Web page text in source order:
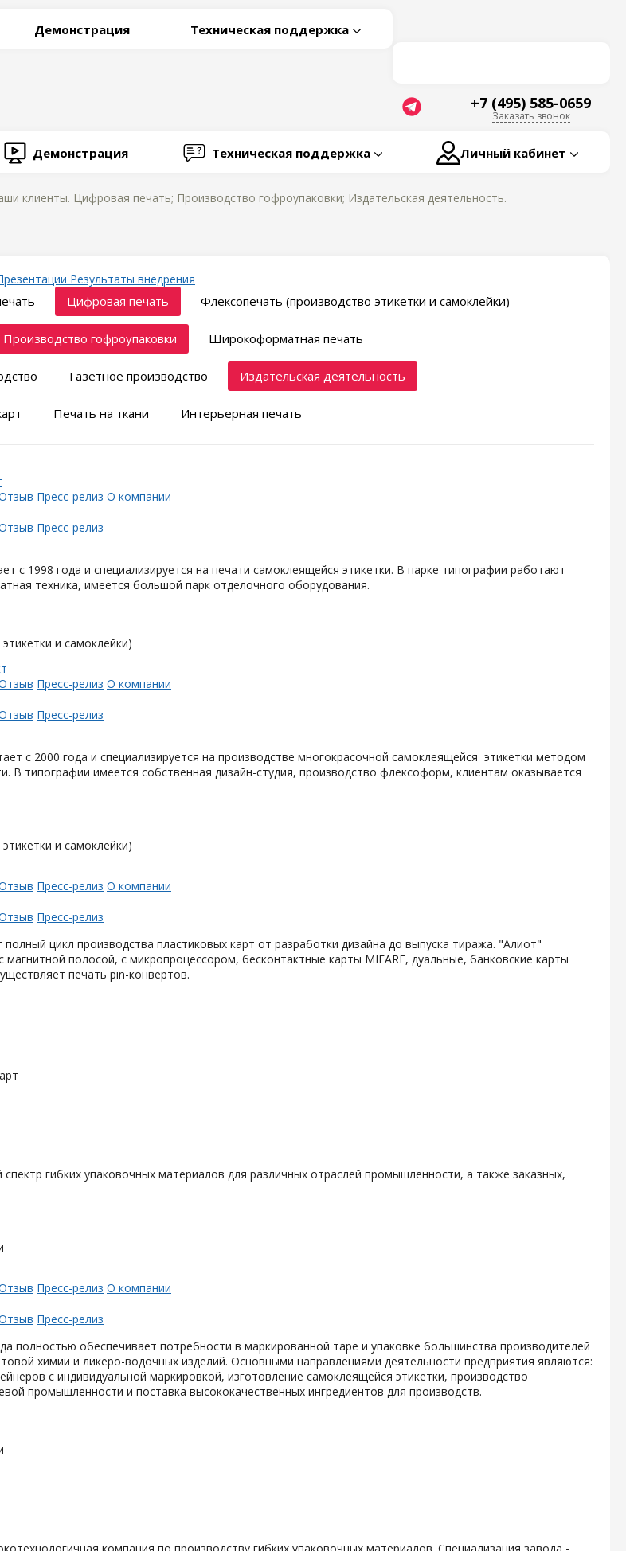
Демонстрация Техническая поддержка
+7 (495) 585-0659
Заказать звонок
Демонстрация Техническая поддержка Личный кабинет
клиенты. Цифровая печать; Производство гофроупаковки; Издательская деятельность.
Результаты внедрения
Цифровая печать Флексопечать (производство этикетки и самоклейки)
Производство гофроупаковки Широкоформатная печать
Газетное производство Издательская деятельность
Печать на ткани Интерьерная печать
Пресс-релиз О компании
Пресс-релиз
с 1998 года и специализируется на печати самоклеящейся этикетки. В парке типографии работают
техника, имеется большой парк отделочного оборудования.
и самоклейки)
Пресс-релиз О компании
Пресс-релиз
с 2000 года и специализируется на производстве многокрасочной самоклеящейся этикетки методом
В типографии имеется собственная дизайн-студия, производство флексоформ, клиентам оказывается
и самоклейки)
Пресс-релиз О компании
Пресс-релиз
цикл производства пластиковых карт от разработки дизайна до выпуска тиража. "Алиот"
магнитной полосой, с микропроцессором, бесконтактные карты MIFARE, дуальные, банковские карты
печать pin-конвертов.
гибких упаковочных материалов для различных отраслей промышленности, а также заказных,
Пресс-релиз О компании
Пресс-релиз
полностью обеспечивает потребности в маркированной таре и упаковке большинства производителей
химии и ликеро-водочных изделий. Основными направлениями деятельности предприятия являются:
с индивидуальной маркировкой, изготовление самоклеящейся этикетки, производство
промышленности и поставка высококачественных ингредиентов для производств.